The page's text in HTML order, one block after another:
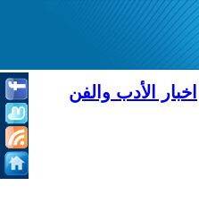
اخبار الأدب والفن